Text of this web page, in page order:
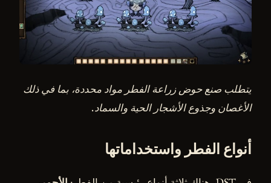
يتطلب صنع حوض زراعة الفطر مواد محددة، بما في ذلك
الأغصان وجذوع الأشجار الحية والسماد.
أنواع الفطر واستخداماتها